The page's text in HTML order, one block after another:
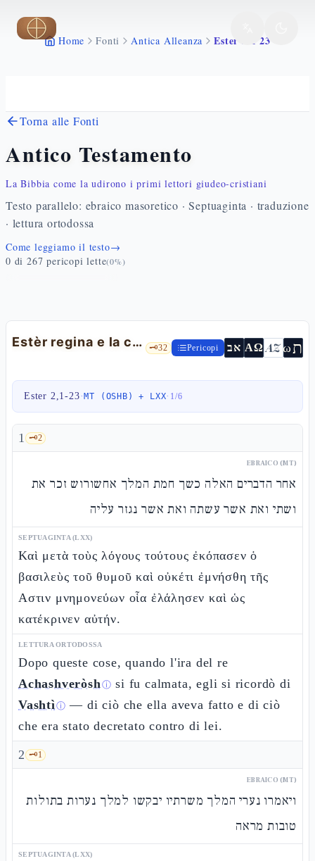
Vai al contenuto principale
Home Fonti Antica Alleanza Ester 2 1 23
Torna alle Fonti
Antico Testamento
La Bibbia come la udirono i primi lettori giudeo-cristiani
Testo parallelo: ebraico masoretico · Septuaginta · traduzione
· lettura ortodossa
Come leggiamo il testo→
0 di 267 pericopi lette(0%)
Estèr regina e la congiura sventata da Mordekài — Est 2,1-23 🗝️32 Pericopi אב ΑΩ AZωת
Ester 2,1-23·MT (OSHB) + LXX· 1/6
1 🗝️2
EBRAICO (MT)
אחר הדברים האלה כשך חמת המלך אחשורוש זכר את
ושתי ואת אשר עשתה ואת אשר נגזר עליה
SEPTUAGINTA (LXX)
Καὶ μετὰ τοὺς λόγους τούτους ἐκόπασεν ὁ
βασιλεὺς τοῦ θυμοῦ καὶ οὐκέτι ἐμνήσθη τῆς
Αστιν μνημονεύων οἷα ἐλάλησεν καὶ ὡς
κατέκρινεν αὐτήν.
LETTURA ORTODOSSA
Dopo queste cose, quando l'ira del re
Achashveròshⓘ si fu calmata, egli si ricordò di
Vashtìⓘ — di ciò che ella aveva fatto e di ciò
che era stato decretato contro di lei.
2 🗝️1
EBRAICO (MT)
ויאמרו נערי המלך משרתיו יבקשו למלך נערות בתולות
טובות מראה
SEPTUAGINTA (LXX)